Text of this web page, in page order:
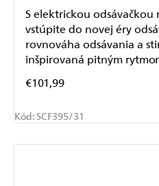
€101,99
S elektrickou odsávačkou
vstúpite do novej éry
rovnováha odsávania a
inšpirovaná pitným
Kód:SCF395/31